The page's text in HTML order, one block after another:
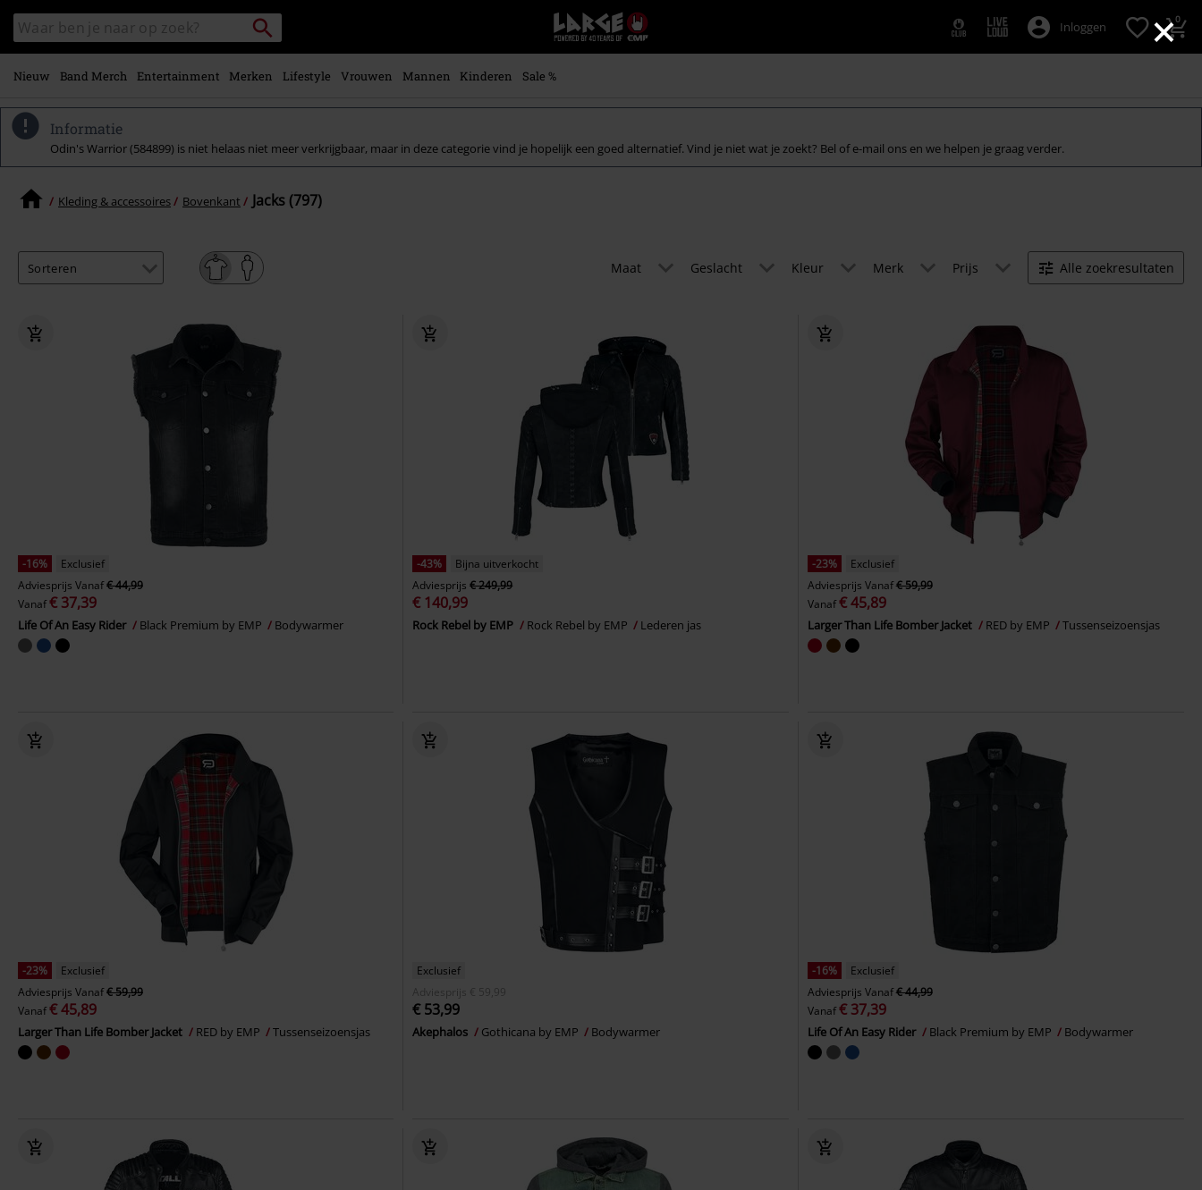
×
naar
hoofdinhoud
Zoek
in
catalogus
Packstation
zoeken
Large
–
Muziek-,
gaming-
alternatieve
Inloggen 0
Nieuw Band Merch Entertainment Merken Lifestyle Vrouwen Mannen Kinderen Sale %
Informatie
Odin's Warrior (584899) is niet helaas niet meer verkrijgbaar, maar in deze categorie vind je hopelijk een goed alternatief. Vind je niet wat je zoekt? Bel of e-mail ons en we helpen je graag verder.
Kleding & accessoires Bovenkant Jacks (797)
Maat Geslacht Kleur Merk Prijs Alle zoekresultaten
-16%
Exclusief
Adviesprijs Vanaf€ 44,99
Vanaf€ 37,39
Life Of An Easy Rider Black Premium by EMP Bodywarmer
-43%
Bijna uitverkocht
Adviesprijs € 249,99
€ 140,99
Rock Rebel by EMP Rock Rebel by EMP Lederen jas
-23%
Exclusief
Adviesprijs Vanaf€ 59,99
Vanaf€ 45,89
Larger Than Life Bomber Jacket RED by EMP Tussenseizoensjas
-23%
Exclusief
Adviesprijs Vanaf€ 59,99
Vanaf€ 45,89
Larger Than Life Bomber Jacket RED by EMP Tussenseizoensjas
Exclusief
Adviesprijs
€ 59,99
€ 53,99
Akephalos Gothicana by EMP Bodywarmer
-16%
Exclusief
Adviesprijs Vanaf€ 44,99
Vanaf€ 37,39
Life Of An Easy Rider Black Premium by EMP Bodywarmer